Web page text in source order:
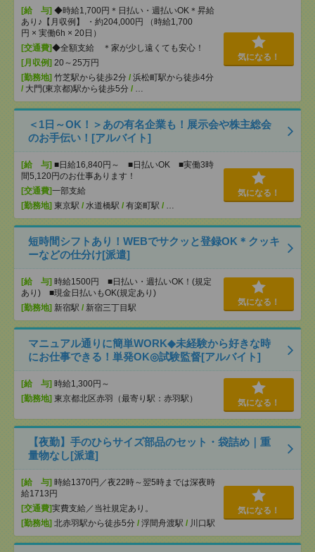
[給 与] ◆時給1,700円＊日払い・週払いOK＊昇給
あり♪【月収例】 ・約204,000円 （時給1,700
円 × 実働6h × 20日）
[交通費]◆全額支給 ＊家が少し遠くても安心！
[月収例] 20～25万円
[勤務地] 竹芝駅から徒歩2分 / 浜松町駅から徒歩4分
/ 大門(東京都)駅から徒歩5分 / …
気になる！
＜1日～OK！＞あの有名企業も！展示会や株主総会
のお手伝い！[アルバイト]
[給 与] ■日給16,840円～ ■日払いOK ■実働3時
間5,120円のお仕事あります！
[交通費]一部支給
[勤務地] 東京駅 / 水道橋駅 / 有楽町駅 / …
気になる！
短時間シフトあり！WEBでサクッと登録OK＊クッキ
ーなどの仕分け[派遣]
[給 与] 時給1500円 ■日払い・週払いOK！(規定
あり) ■現金日払いもOK(規定あり)
[勤務地] 新宿駅 / 新宿三丁目駅
気になる！
マニュアル通りに簡単WORK◆未経験から好きな時
にお仕事できる！単発OK◎試験監督[アルバイト]
[給 与] 時給1,300円～
[勤務地] 東京都北区赤羽（最寄り駅：赤羽駅） 気になる！
【夜勤】手のひらサイズ部品のセット・袋詰め｜重
量物なし[派遣]
[給 与] 時給1370円／夜22時～翌5時までは深夜時
給1713円
[交通費]実費支給／当社規定あり。
[勤務地] 北赤羽駅から徒歩5分 / 浮間舟渡駅 / 川口駅
気になる！